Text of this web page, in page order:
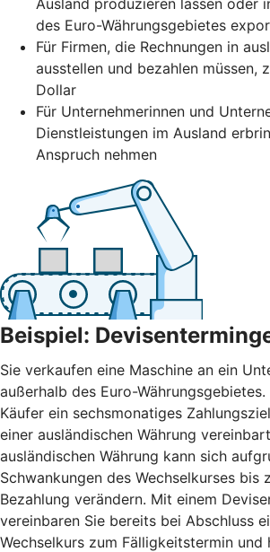
des Euro-Währungsgebietes
Für Firmen, die Rechnungen in
ausstellen und bezahlen müssen,
Dollar
Für Unternehmerinnen und
Dienstleistungen im Ausland
Anspruch nehmen
Beispiel:
Sie verkaufen eine Maschine an ein
außerhalb des Euro-
Käufer ein sechsmonatiges
einer ausländischen Währung
ausländischen Währung kann sich
Schwankungen des Wechselkurses bis
Bezahlung verändern. Mit einem
vereinbaren Sie bereits bei Abschluss
Wechselkurs zum Fälligkeitstermin und